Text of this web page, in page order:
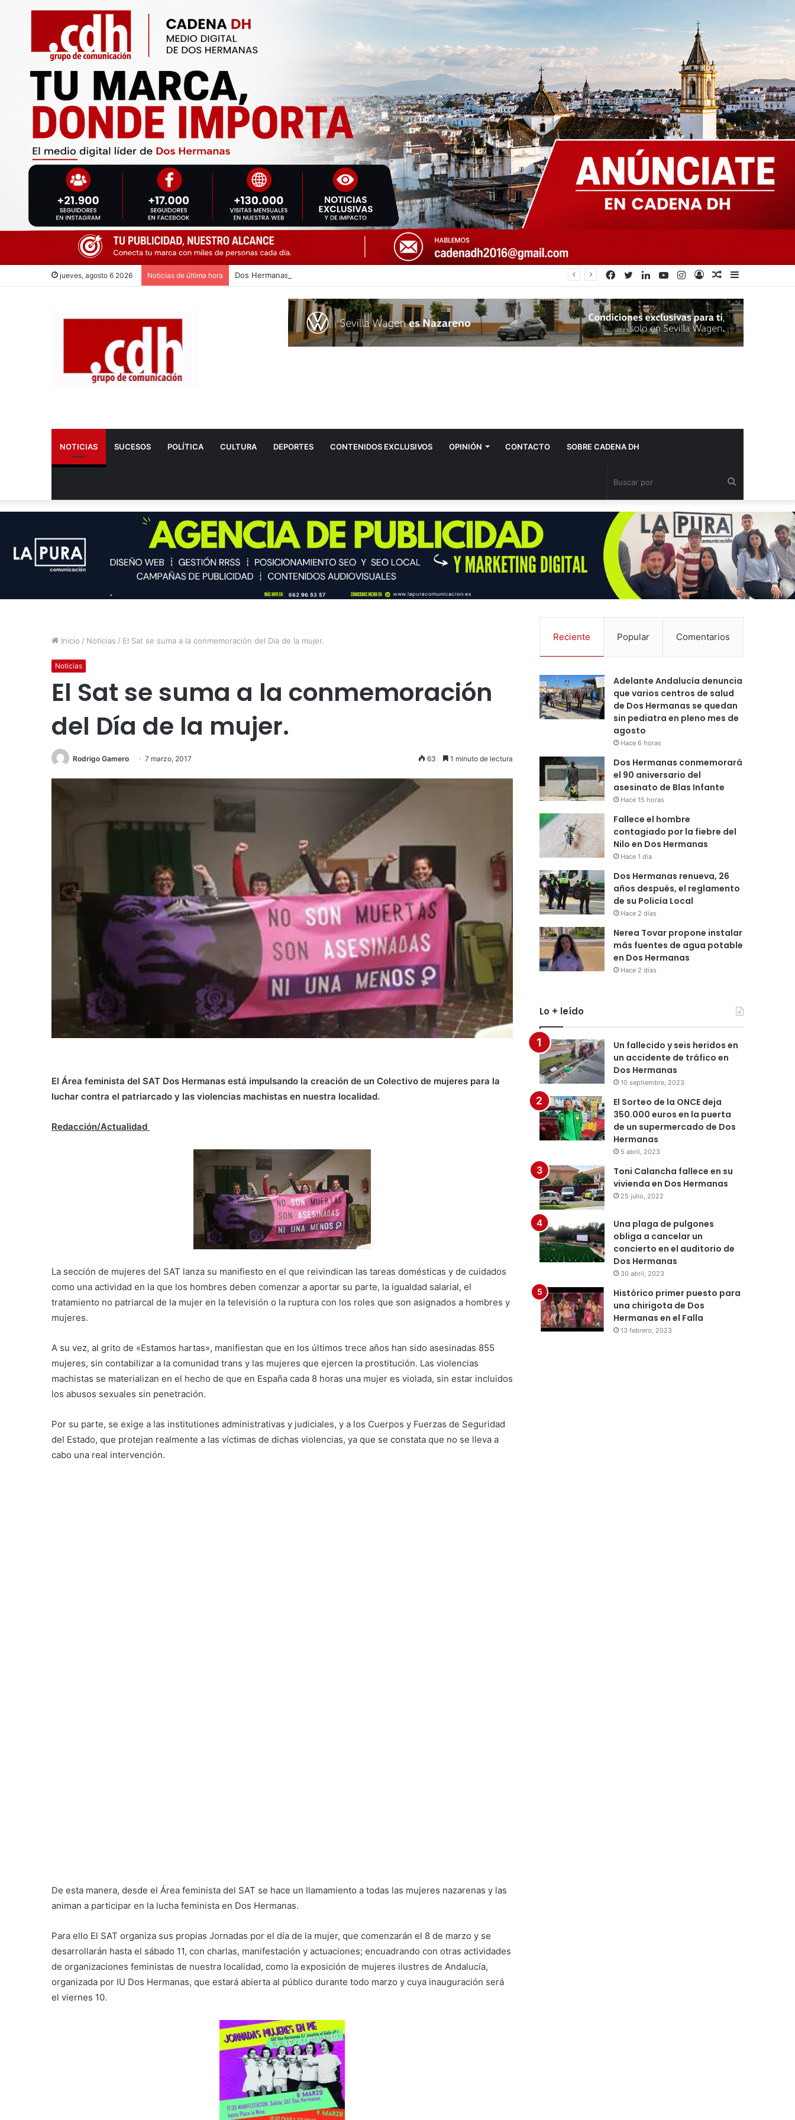
jueves, agosto 6 2026 Noticias de última hora Dos Hermanas entra en alerta por el virus del Nilo tras confirmarse un caso
lateral
Publicación
al
azar
Acceso
Instagram
YouTube
LinkedIn
Twitter
Facebook
NOTICIAS SUCESOS POLÍTICA CULTURA DEPORTES CONTENIDOS EXCLUSIVOS OPINIÓN CONTACTO SOBRE CADENA DH
por
Inicio / Noticias / El Sat se suma a la conmemoración del Día de la mujer.
Noticias
El Sat se suma a la conmemoración
del Día de la mujer.
Rodrigo Gamero 7 marzo, 2017 63 1 minuto de lectura
El Área feminista del SAT Dos Hermanas está impulsando la creación de un Colectivo de mujeres para la
luchar contra el patriarcado y las violencias machistas en nuestra localidad.
Redacción/Actualidad
La sección de mujeres del SAT lanza su manifiesto en el que reivindican las tareas domésticas y de cuidados
como una actividad en la que los hombres deben comenzar a aportar su parte, la igualdad salarial, el
tratamiento no patriarcal de la mujer en la televisión o la ruptura con los roles que son asignados a hombres y
mujeres.
A su vez, al grito de «Estamos hartas», manifiestan que en los últimos trece años han sido asesinadas 855
mujeres, sin contabilizar a la comunidad trans y las mujeres que ejercen la prostitución. Las violencias
machistas se materializan en el hecho de que en España cada 8 horas una mujer es violada, sin estar incluidos
los abusos sexuales sin penetración.
Por su parte, se exige a las institutiones administrativas y judiciales, y a los Cuerpos y Fuerzas de Seguridad
del Estado, que protejan realmente a las víctimas de dichas violencias, ya que se constata que no se lleva a
cabo una real intervención.
De esta manera, desde el Área feminista del SAT se hace un llamamiento a todas las mujeres nazarenas y las
animan a participar en la lucha feminista en Dos Hermanas.
Para ello El SAT organiza sus propias Jornadas por el día de la mujer, que comenzarán el 8 de marzo y se
desarrollarán hasta el sábado 11, con charlas, manifestación y actuaciones; encuadrando con otras actividades
de organizaciones feministas de nuestra localidad, como la exposición de mujeres ilustres de Andalucía,
organizada por IU Dos Hermanas, que estará abierta al público durante todo marzo y cuya inauguración será
el viernes 10.
Reciente Popular Comentarios
Adelante Andalucía denuncia
que varios centros de salud
de Dos Hermanas se quedan
sin pediatra en pleno mes de
agosto
Hace 6 horas
Dos Hermanas conmemorará
el 90 aniversario del
asesinato de Blas Infante
Hace 15 horas
Fallece el hombre
contagiado por la fiebre del
Nilo en Dos Hermanas
Hace 1 día
Dos Hermanas renueva, 26
años después, el reglamento
de su Policía Local
Hace 2 días
Nerea Tovar propone instalar
más fuentes de agua potable
en Dos Hermanas
Hace 2 días
Lo + leído
Un fallecido y seis heridos en
un accidente de tráfico en
Dos Hermanas
10 septiembre, 2023
El Sorteo de la ONCE deja
350.000 euros en la puerta
de un supermercado de Dos
Hermanas
5 abril, 2023
Toni Calancha fallece en su
vivienda en Dos Hermanas
25 julio, 2022
Una plaga de pulgones
obliga a cancelar un
concierto en el auditorio de
Dos Hermanas
30 abril, 2023
Histórico primer puesto para
una chirigota de Dos
Hermanas en el Falla
13 febrero, 2023